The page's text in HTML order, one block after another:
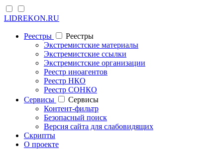
LIDREKON.RU
Реестры
Реестры
Экстремистские материалы
Экстремистские ссылки
Экстремистские организации
Реестр иноагентов
Реестр НКО
Реестр СОНКО
Cервисы
Cервисы
Контент-фильтр
Безопасный поиск
Версия сайта для слабовидящих
Скрипты
О проекте